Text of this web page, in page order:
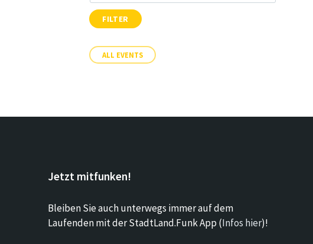
FILTER
ALL EVENTS
Jetzt mitfunken!
Bleiben Sie auch unterwegs immer auf dem
Laufenden mit der StadtLand.Funk App (Infos hier)!